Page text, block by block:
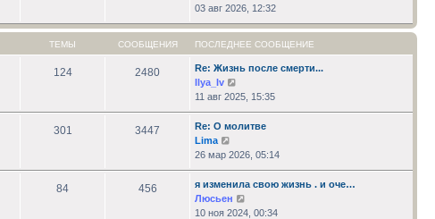
к
последнему
сообщению
03 авг 2026, 12:32
ТЕМЫ СООБЩЕНИЯ ПОСЛЕДНЕЕ СООБЩЕНИЕ
124 2480
Re: Жизнь после смерти...
Ilya_Iv
к
последнему
сообщению
11 авг 2025, 15:35
301 3447
Re: О молитве
Lima
к
последнему
сообщению
26 мар 2026, 05:14
84 456
я изменила свою жизнь . и оче…
Люсьен
к
10 ноя 2024, 00:34